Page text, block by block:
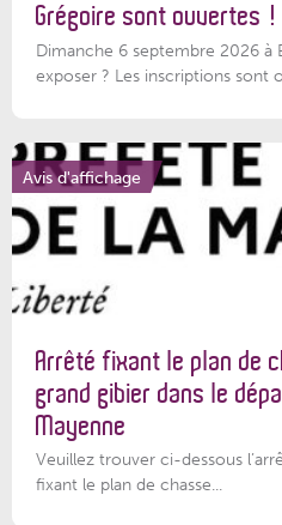
Grégoire sont ouvertes !
Dimanche 6 septembre 2026 à
exposer ? Les inscriptions sont
Avis d'affichage
Arrêté fixant le plan de
grand gibier dans le
Mayenne
Veuillez trouver ci-dessous
fixant le plan de chasse...